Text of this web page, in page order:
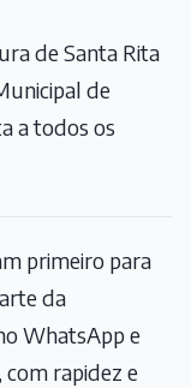
de Santa Rita
de
a todos os
primeiro para
da
WhatsApp e
rapidez e